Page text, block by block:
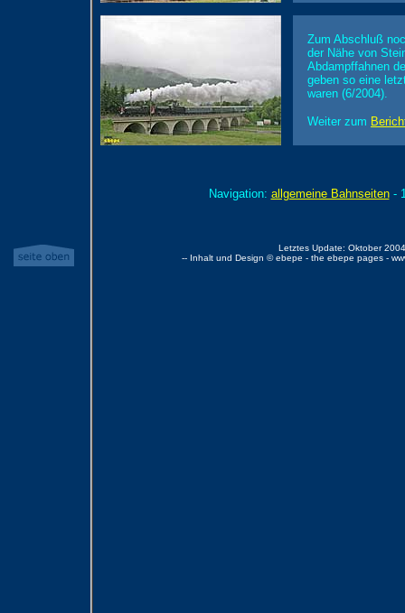
Zum Abschluß
der Nähe von
Abdampffahnen
geben so eine
waren (6/2004).
Weiter zum
Navigation: allgemeine Bahnseiten-
Letztes Update: Oktober
-- Inhalt und Design © ebepe - the ebepe pages -